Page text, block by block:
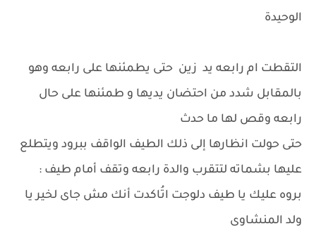
الوحيدة
التقطت ام رابعه يد زين حتى يطمئنها على رابعه وهو
بالمقابل شدد من احتضان يديها و طمئنها على حال
رابعه وقص لها ما حدث
حتى حولت انظارها إلى ذلك الطيف الواقف ببرود ويتطلع
عليها بشماته لتتقرب والدة رابعه وتقف أمام طيف :
بروه عليك يا طيف دلوجت اتُاكدت أنك مش جاى لخير يا
ولد المنشاوى